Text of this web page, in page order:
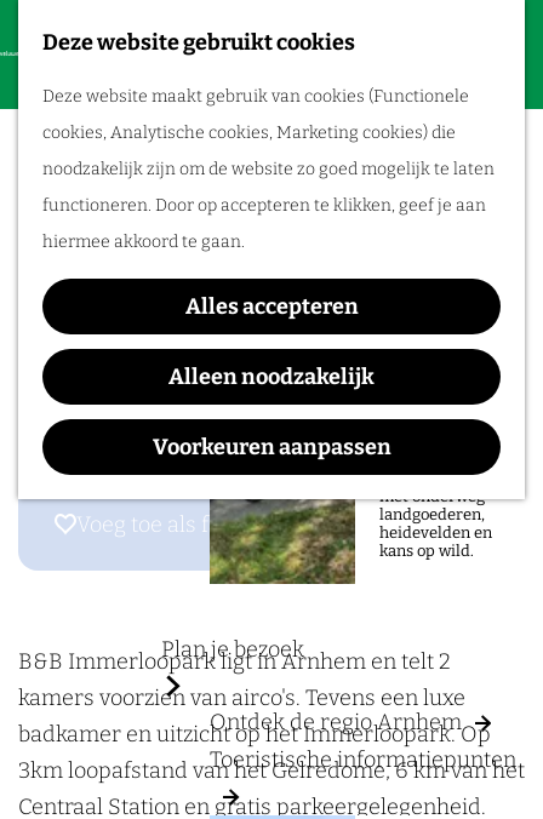
Deze website gebruikt cookies
Deze website maakt gebruik van cookies (Functionele
cookies, Analytische cookies, Marketing cookies) die
noodzakelijk zijn om de website zo goed mogelijk te laten
functioneren. Door op accepteren te klikken, geef je aan
hiermee akkoord te gaan.
Alles accepteren
Alleen noodzakelijk
Voorkeuren aanpassen
a
F
a
v
o
r
i
e
e
M
e
n
u
Routes
Wandelen
Fietsroutes
Ontdek op deze
fietsroute door de
Veluwezoom de
overgang van
bosrijke heuvels
naar het open
rivierenlandschap,
met onderweg
landgoederen,
heidevelden en
kans op wild.
Plan je bezoek
Ontdek de regio Arnhem
Toeristische informatiepunten
B&B Immerloopark
Contact
Appelschahof 16
Arnhem
Plan je routen
a
a
r
B
&
I
m
m
e
r
Voeg toe als favoriet
Voeg toe als favoriet
B&B Immerloopark ligt in Arnhem en telt 2
kamers voorzien van airco's. Tevens een luxe
badkamer en uitzicht op het Immerloopark. Op
3km loopafstand van het Gelredome, 6 km van het
Centraal Station en gratis parkeergelegenheid.